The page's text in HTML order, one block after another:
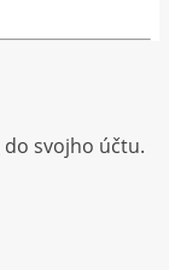
do svojho účtu.